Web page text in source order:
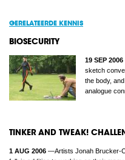
GERELATEERDE KENNIS
BIOSECURITY
19 SEP 2006
sketch
the body,
analogue
TINKER AND TWEAK!
1 AUG 2006 — ​Artists Jonah Brucker-